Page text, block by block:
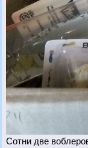
Сотни две